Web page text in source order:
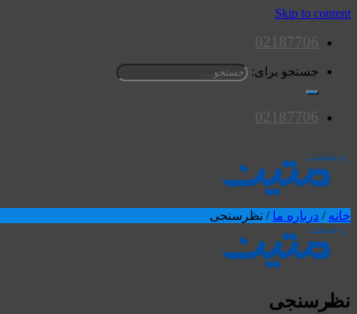
Skip to content
02187706
جستجو برای:
02187706
خانه / درباره ما / نظرسنجی
نظرسنجی